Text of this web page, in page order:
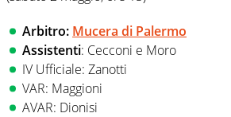
Arbitro: Mucera di Palermo
Assistenti: Cecconi e Moro
IV Ufficiale: Zanotti
VAR: Maggioni
AVAR: Dionisi